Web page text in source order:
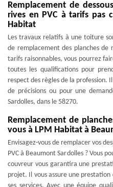
Remplacement de
rives en PVC à tarifs pas
Habitat
Les travaux relatifs à une toiture
de remplacement des planches de
tarifs raisonnables, vous pourrez
toutes les qualifications pour
respect des règles de la profession.
de précisions ou pour une
Sardolles, dans le 58270.
Remplacement de
vous à LPM Habitat à
Envisagez-vous de remplacer vos
PVC à Beaumont Sardolles ? Vous
couvreur vous garantira une
projet. Il vous assure une